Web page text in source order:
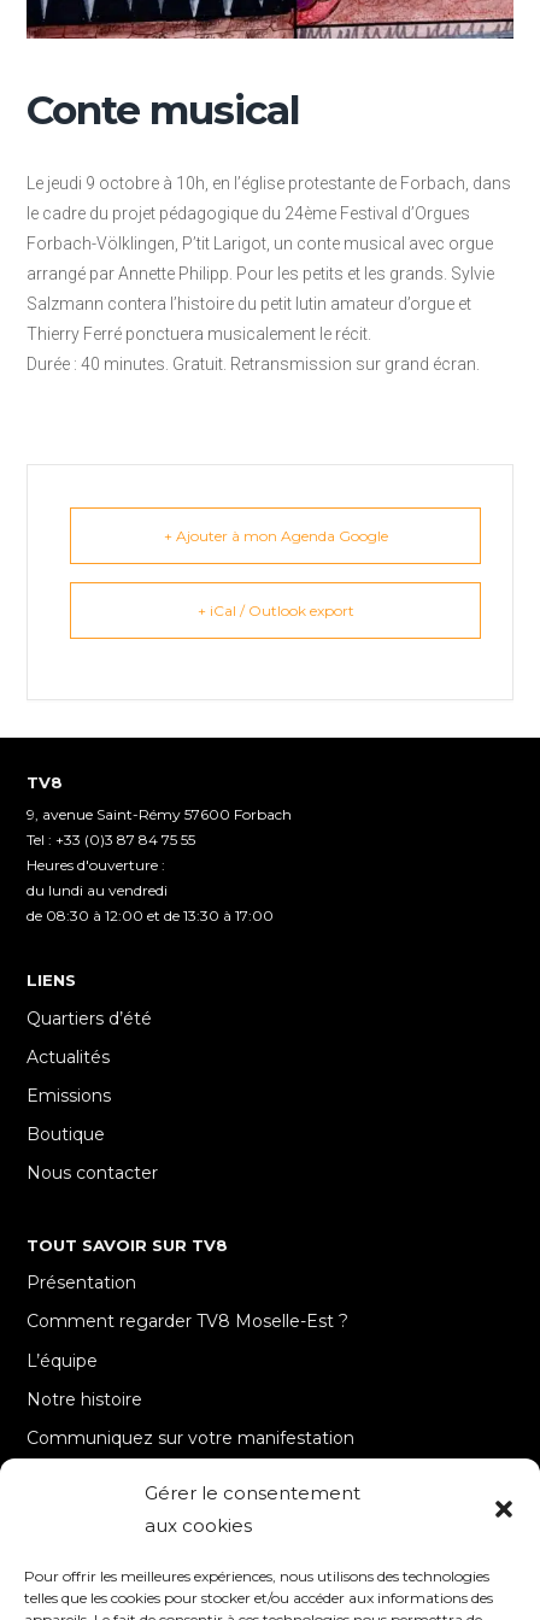
Gérer le consentement
aux cookies
Pour offrir les meilleures expériences, nous utilisons des technologies
telles que les cookies pour stocker et/ou accéder aux informations des
Conte musical
Le jeudi 9 octobre à 10h, en l’église protestante de Forbach, dans
le cadre du projet pédagogique du 24ème Festival d’Orgues
Forbach-Völklingen, P’tit Larigot, un conte musical avec orgue
arrangé par Annette Philipp. Pour les petits et les grands. Sylvie
Salzmann contera l’histoire du petit lutin amateur d’orgue et
Thierry Ferré ponctuera musicalement le récit.
Durée : 40 minutes. Gratuit. Retransmission sur grand écran.
+ Ajouter à mon Agenda Google
+ iCal / Outlook export
TV8
9, avenue Saint-Rémy 57600 Forbach
Tel : +33 (0)3 87 84 75 55
Heures d'ouverture :
du lundi au vendredi
de 08:30 à 12:00 et de 13:30 à 17:00
LIENS
Quartiers d’été
Actualités
Emissions
Boutique
Nous contacter
TOUT SAVOIR SUR TV8
Présentation
Comment regarder TV8 Moselle-Est ?
L’équipe
Notre histoire
Communiquez sur votre manifestation
Contact